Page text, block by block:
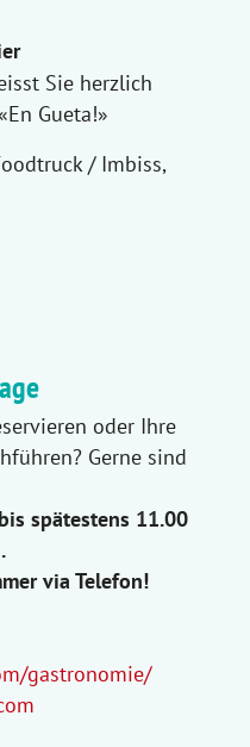
Sie herzlich
Gueta!»
/ Imbiss,
oder Ihre
Gerne sind
spätestens 11.00
via Telefon!
gastronomie/